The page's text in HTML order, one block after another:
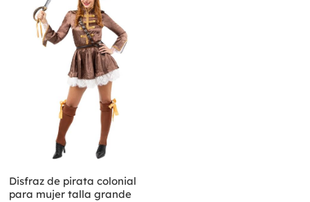
Disfraz de pirata colonial
para mujer talla grande